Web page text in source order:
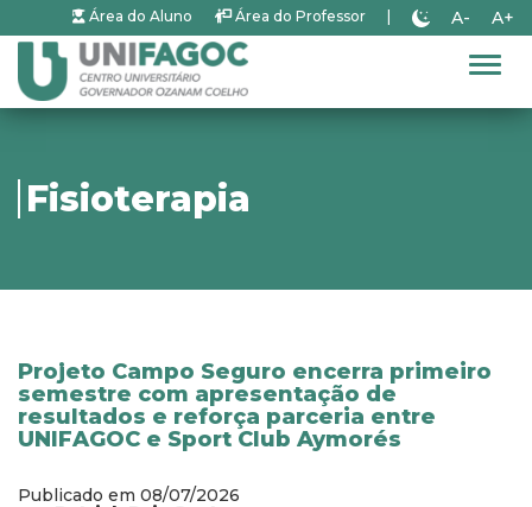
Área do Aluno Área do Professor A- A+
Fisioterapia
Projeto Campo Seguro encerra primeiro
semestre com apresentação de
resultados e reforça parceria entre
UNIFAGOC e Sport Club Aymorés
Publicado em 08/07/2026